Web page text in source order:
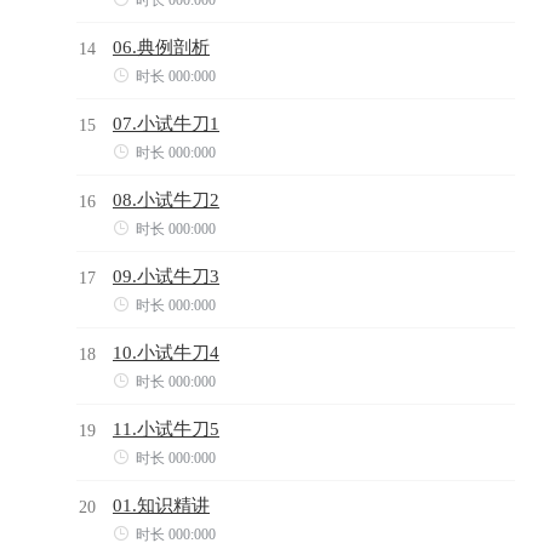
14 06.典例剖析
 时长 000:000
15 07.小试牛刀1
 时长 000:000
16 08.小试牛刀2
 时长 000:000
17 09.小试牛刀3
 时长 000:000
18 10.小试牛刀4
 时长 000:000
19 11.小试牛刀5
 时长 000:000
20 01.知识精讲
 时长 000:000